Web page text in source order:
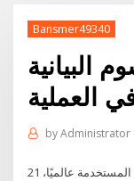
Bansmer49340
البيانية
العملية
byAdministrator
21 شباط (فبراير) 2016 الإكسل هو أحد أشهر البرامج المستخدمة عالميًا،